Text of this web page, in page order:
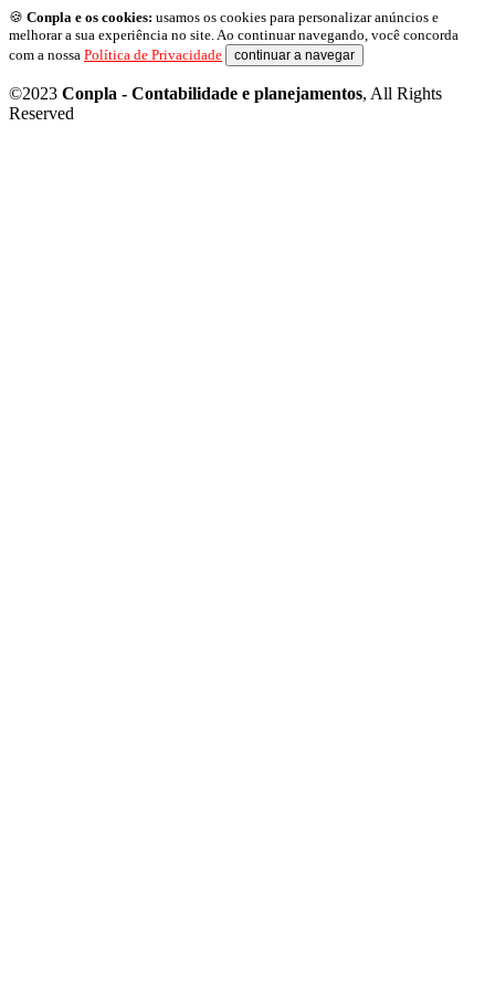
🍪 Conpla e os cookies: usamos os cookies para personalizar anúncios e
melhorar a sua experiência no site. Ao continuar navegando, você concorda
com a nossa Política de Privacidade continuar a navegar
©2023 Conpla - Contabilidade e planejamentos, All Rights
Reserved